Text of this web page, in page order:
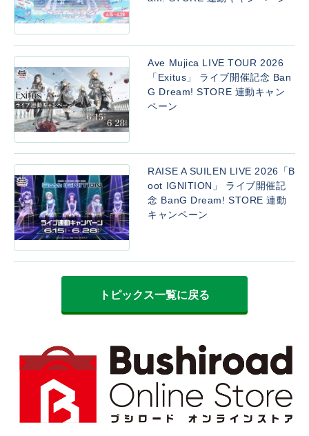
Ave Mujica LIVE TOUR 2026
「Exitus」 ライブ開催記念 Ban
G Dream! STORE 連動キャン
ペーン
RAISE A SUILEN LIVE 2026「B
oot IGNITION」 ライブ開催記
念 BanG Dream! STORE 連動
キャンペーン
トピックス一覧に戻る